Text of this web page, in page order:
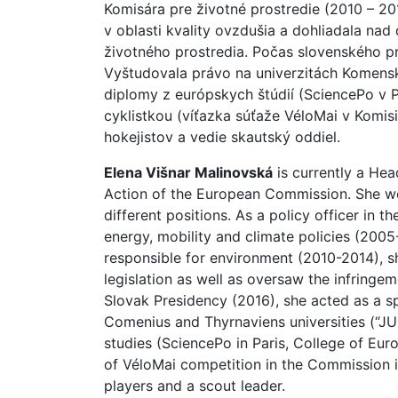
Komisára pre životné prostredie (2010 –
v oblasti kvality ovzdušia a dohliadala
životného prostredia. Počas slovenského
Vyštudovala právo na univerzitách
diplomy z európskych štúdií (SciencePo v
cyklistkou (víťazka súťaže VéloMai v
hokejistov a vedie skautský oddiel.
Elena Višnar Malinovská is currently a
Action of the European Commission. She
different positions. As a policy officer in
energy, mobility and climate policies
responsible for environment (2010-2014),
legislation as well as oversaw the
Slovak Presidency (2016), she acted as a
Comenius and Thyrnaviens universities
studies (SciencePo in Paris, College of
of VéloMai competition in the Commission
players and a scout leader.